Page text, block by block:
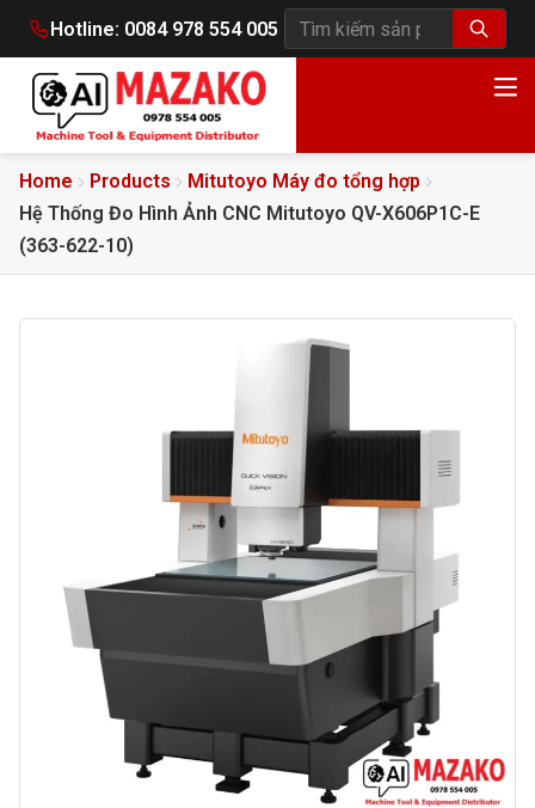
Hotline: 0084 978 554 005
Tìm kiếm sản phẩm
Home Products
Mitutoyo Máy đo tổng hợp
Hệ Thống Đo Hình Ảnh CNC Mitutoyo QV-X606P1C-E
(363-622-10)